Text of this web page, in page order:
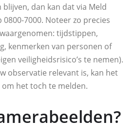
dan kan dat via Meld
7000. Noteer zo precies
tijdstippen,
kenmerken van personen of
veiligheidsrisico’s te nemen).
observatie relevant is, kan het
het toch te melden.